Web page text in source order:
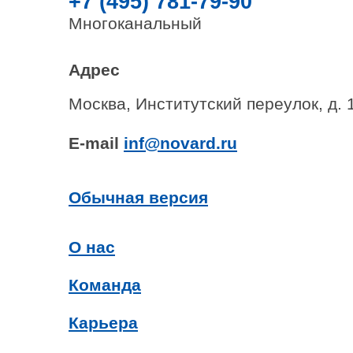
Многоканальный
Адрес
Москва, Институтский переулок, д.
E-mail inf@novard.ru
Обычная версия
О нас
Команда
Карьера